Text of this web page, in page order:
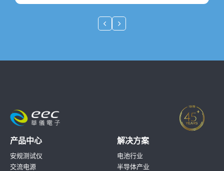
产品中心
安规测试仪
交流电源
解决方案
电池行业
半导体产业